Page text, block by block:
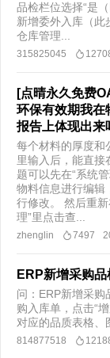
品检栏位选择“是
新增委外入库（此
仓库管理...
315825045
[点晴永久免费
环保有效期我在
报告上体现出来
每个材料的厚度和
里输入后，能直接
题可以先在“系统
物料信息进行编辑
行修改。 然后重新
理”里点击查...
zhenglin 7497
ERP新增采购品
问：ERP新增采
购入库单，点击“
对应的品质表格、
814877518